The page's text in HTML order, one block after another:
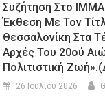
Συζήτηση Στο ΙΜΜΑ
Έκθεση Με Τον
Θεσσαλονίκη Στα
Αρχές Του 20ού
Πολιτιστική
26 Ιουλίου 2026